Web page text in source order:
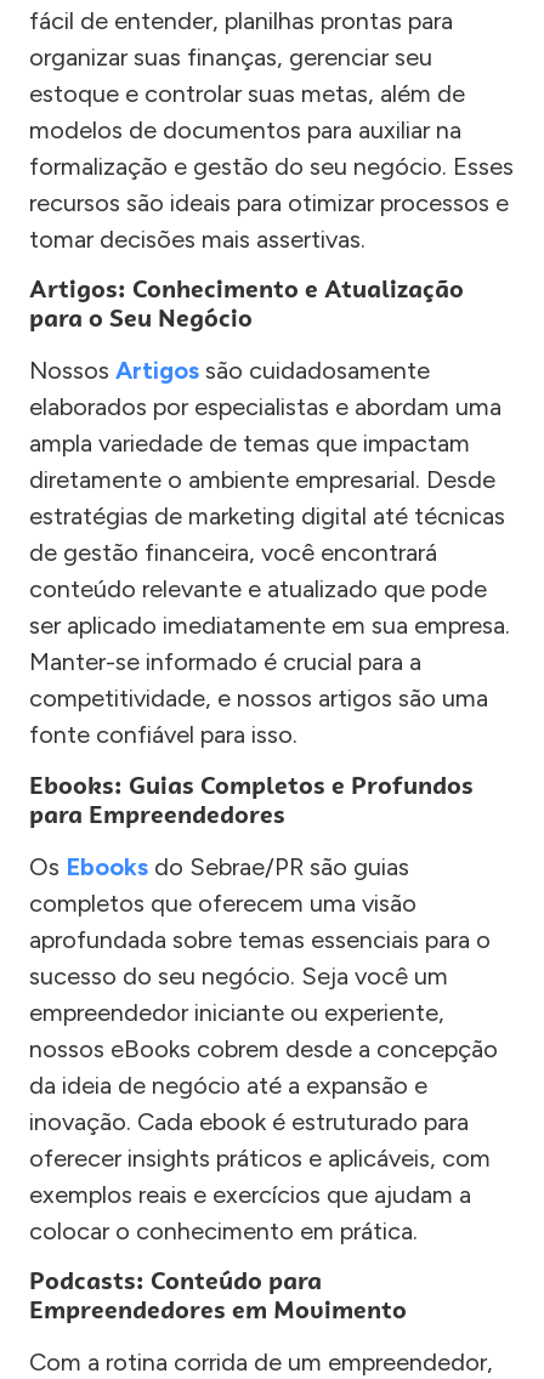
fácil de entender, planilhas prontas para
organizar suas finanças, gerenciar seu
estoque e controlar suas metas, além de
modelos de documentos para auxiliar na
formalização e gestão do seu negócio. Esses
recursos são ideais para otimizar processos e
tomar decisões mais assertivas.
Artigos: Conhecimento e Atualização
para o Seu Negócio
Nossos Artigos são cuidadosamente
elaborados por especialistas e abordam uma
ampla variedade de temas que impactam
diretamente o ambiente empresarial. Desde
estratégias de marketing digital até técnicas
de gestão financeira, você encontrará
conteúdo relevante e atualizado que pode
ser aplicado imediatamente em sua empresa.
Manter-se informado é crucial para a
competitividade, e nossos artigos são uma
fonte confiável para isso.
Ebooks: Guias Completos e Profundos
para Empreendedores
Os Ebooks do Sebrae/PR são guias
completos que oferecem uma visão
aprofundada sobre temas essenciais para o
sucesso do seu negócio. Seja você um
empreendedor iniciante ou experiente,
nossos eBooks cobrem desde a concepção
da ideia de negócio até a expansão e
inovação. Cada ebook é estruturado para
oferecer insights práticos e aplicáveis, com
exemplos reais e exercícios que ajudam a
colocar o conhecimento em prática.
Podcasts: Conteúdo para
Empreendedores em Movimento
Com a rotina corrida de um empreendedor,